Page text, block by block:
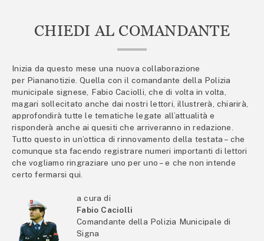
CHIEDI AL COMANDANTE
Inizia da questo mese una nuova collaborazione
per Piananotizie. Quella con il comandante della Polizia
municipale signese, Fabio Caciolli, che di volta in volta,
magari sollecitato anche dai nostri lettori, illustrerà, chiarirà,
approfondirà tutte le tematiche legate all’attualità e
risponderà anche ai quesiti che arriveranno in redazione.
Tutto questo in un’ottica di rinnovamento della testata – che
comunque sta facendo registrare numeri importanti di lettori
che vogliamo ringraziare uno per uno – e che non intende
certo fermarsi qui.
a cura di
Fabio Caciolli
Comandante della Polizia Municipale di
Signa